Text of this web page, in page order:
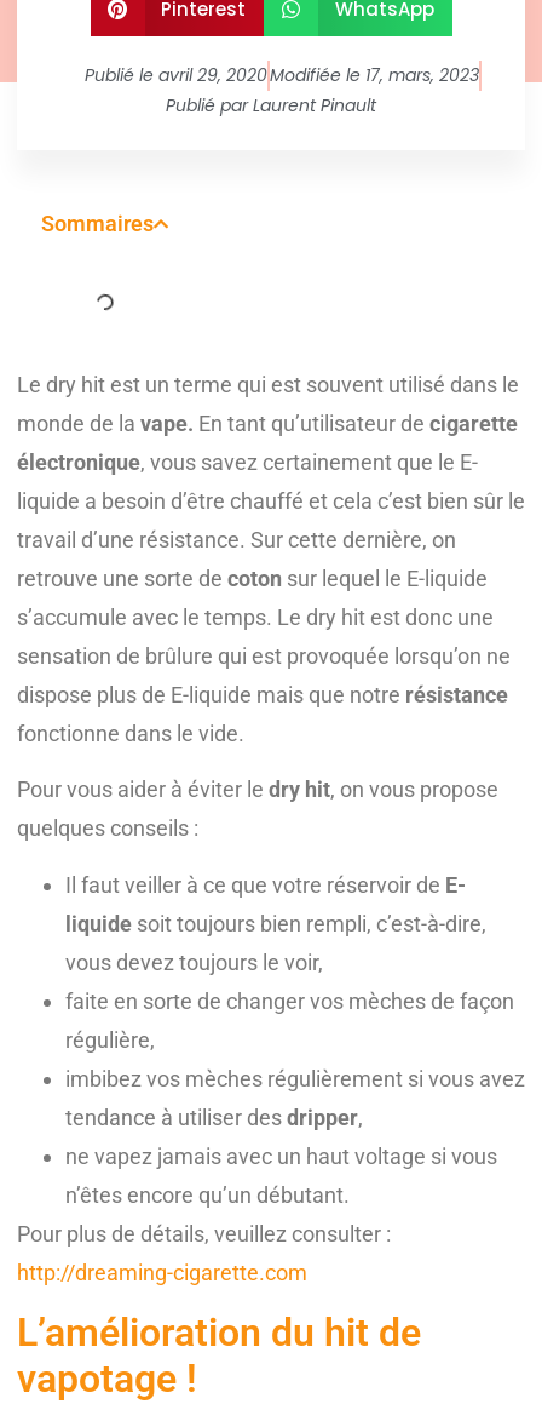
Pinterest WhatsApp
Publié le avril 29, 2020Modifiée le 17, mars, 2023
Publié parLaurent Pinault
Sommaires
Le dry hit est un terme qui est souvent utilisé dans le
monde de la vape. En tant qu’utilisateur de cigarette
électronique, vous savez certainement que le E-
liquide a besoin d’être chauffé et cela c’est bien sûr le
travail d’une résistance. Sur cette dernière, on
retrouve une sorte de coton sur lequel le E-liquide
s’accumule avec le temps. Le dry hit est donc une
sensation de brûlure qui est provoquée lorsqu’on ne
dispose plus de E-liquide mais que notre résistance
fonctionne dans le vide.
Pour vous aider à éviter le dry hit, on vous propose
quelques conseils :
Il faut veiller à ce que votre réservoir de E-
liquide soit toujours bien rempli, c’est-à-dire,
vous devez toujours le voir,
faite en sorte de changer vos mèches de façon
régulière,
imbibez vos mèches régulièrement si vous avez
tendance à utiliser desdripper,
ne vapez jamais avec un haut voltage si vous
n’êtes encore qu’un débutant.
Pour plus de détails, veuillez consulter :
http://dreaming-cigarette.com
L’amélioration du hit de
vapotage !